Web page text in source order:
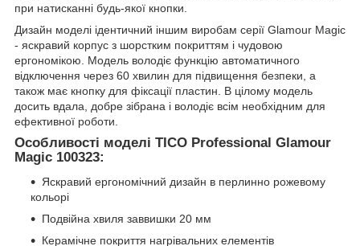
при натисканні будь-якої кнопки.
Дизайн моделі ідентичний іншим виробам серії Glamour Magic
- яскравий корпус з шорстким покриттям і чудовою
ергономікою. Модель володіє функцію автоматичного
відключення через 60 хвилин для підвищення безпеки, а
також має кнопку для фіксації пластин. В цілому модель
досить вдала, добре зібрана і володіє всім необхідним для
ефективної роботи.
Особливості моделі TICO Professional Glamour
Magic 100323:
Яскравий ергономічний дизайн в перлинно рожевому
кольорі
Подвійна хвиля заввишки 20 мм
Керамічне покриття нагрівальних елементів